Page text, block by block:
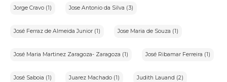
Jorge Cravo (1) Jose Antonio da Silva (3)
José Ferraz de Almeida Junior (1) Jose Maria de Souza (1)
José Maria Martinez Zaragoza- Zaragoza (1) José Ribamar Ferreira (1)
José Saboia (1) Juarez Machado (1) Judith Lauand (2)